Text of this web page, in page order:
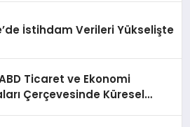
İstihdam Verileri Yükselişte
Ticaret ve Ekonomi
Çerçevesinde Küresel